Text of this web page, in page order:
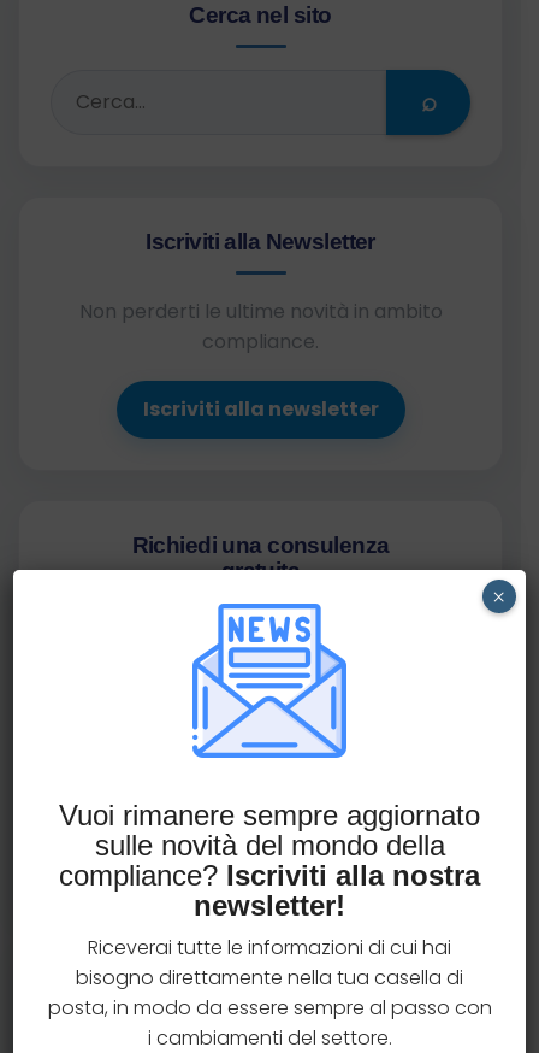
Cerca nel sito
⌕
Iscriviti alla Newsletter
Non perderti le ultime novità in ambito
compliance.
Iscriviti alla newsletter
Richiedi una consulenza
gratuita
Hai qualche dubbio in materia di compliance
assicurativa?
Prenota una consulenza gratuita con il team
AssiCompliance e ottieni chiarimenti operativi
Prenota una consulenza
Categorie articoli
Vuoi rimanere sempre aggiornato
sulle novità del mondo della
compliance? Iscriviti alla nostra
newsletter!
Riceverai tutte le informazioni di cui hai
bisogno direttamente nella tua casella di
posta, in modo da essere sempre al passo con
i cambiamenti del settore.
×